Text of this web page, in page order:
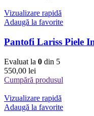
Vizualizare rapidă
Adaugă la favorite
Pantofi Lariss Piele
Evaluat la 0 din 5
550,00 lei
Cumpără produsul
Vizualizare rapidă
Adaugă la favorite